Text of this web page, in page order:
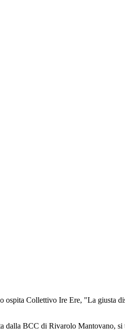
Collettivo Ire Ere, "La giusta
dalla BCC di Rivarolo Mantovano,